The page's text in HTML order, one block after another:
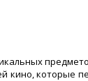
кино, которые